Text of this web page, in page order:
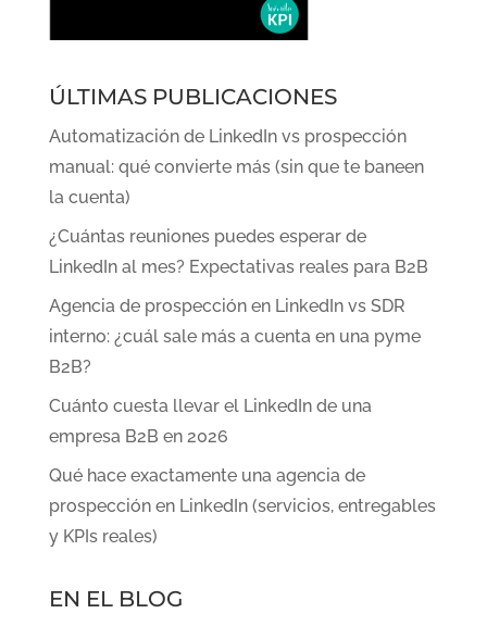
ÚLTIMAS PUBLICACIONES
Automatización de LinkedIn vs prospección
manual: qué convierte más (sin que te baneen
la cuenta)
¿Cuántas reuniones puedes esperar de
LinkedIn al mes? Expectativas reales para B2B
Agencia de prospección en LinkedIn vs SDR
interno: ¿cuál sale más a cuenta en una pyme
B2B?
Cuánto cuesta llevar el LinkedIn de una
empresa B2B en 2026
Qué hace exactamente una agencia de
prospección en LinkedIn (servicios, entregables
y KPIs reales)
EN EL BLOG